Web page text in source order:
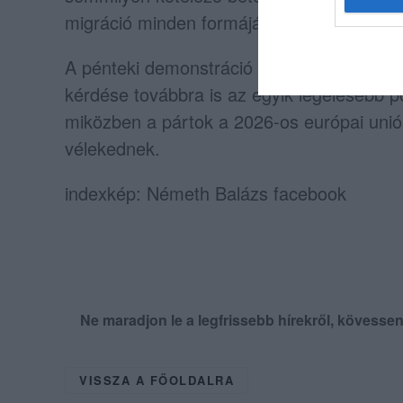
migráció minden formáját.
A pénteki demonstráció ugyan nem
kérdése továbbra is az egyik legélesebb
miközben a pártok a 2026-os európai
vélekednek.
indexkép: Németh Balázs facebook
Ne maradjon le a legfrissebb hírekről,
VISSZA A FŐOLDALRA